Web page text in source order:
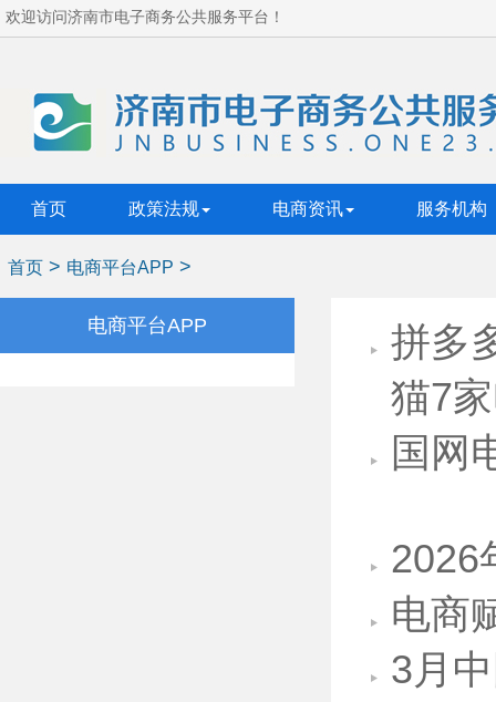
欢迎访问济南市电子商务公共服务平台！
首页 政策法规 电商资讯 服务机构
首页 > 电商平台APP >
电商平台APP
拼多
猫7
国网
2026
电商
3月